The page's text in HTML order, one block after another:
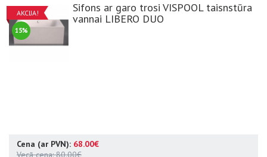
AKCIJA!
15%
Sifons ar garo trosi VISPOOL taisnstūra
vannai LIBERO DUO
Cena (ar PVN): 68.00€
Vecā cena:80.00€